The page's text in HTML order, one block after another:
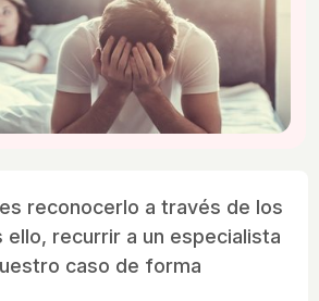
reconocerlo a través de los
ello, recurrir a un especialista
caso de forma